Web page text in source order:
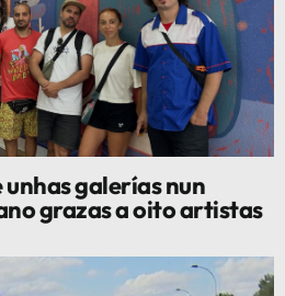
galerías nun
grazas a oito artistas